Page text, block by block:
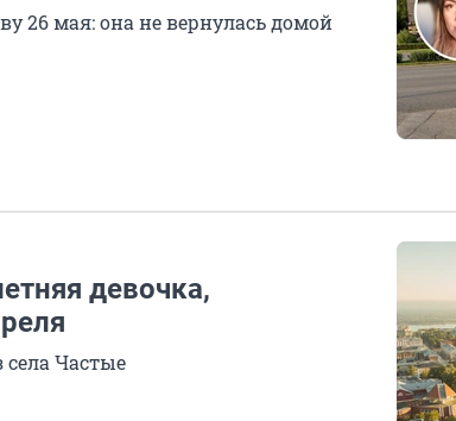
26 мая: она не вернулась домой
девочка,
села Частые